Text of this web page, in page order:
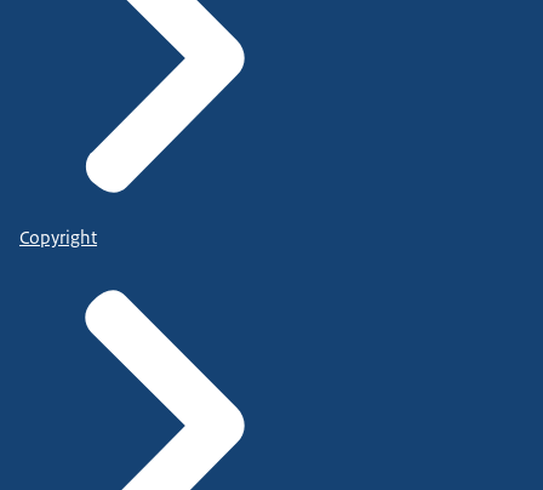
Copyright